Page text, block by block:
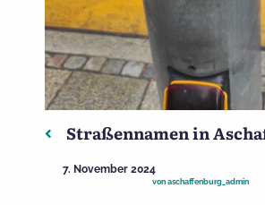
Beitragsnavigation
Vorheriger: Wie steht es mit
Straßennamen in
7. November 2024
von aschaffenburg_admin